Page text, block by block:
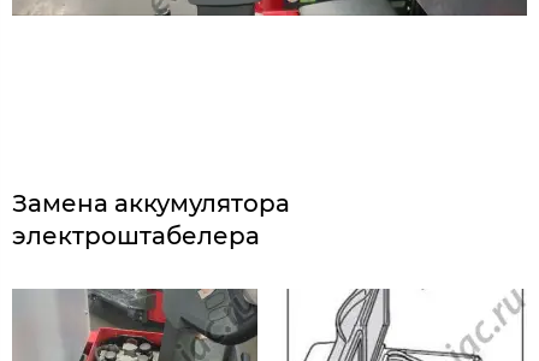
Замена аккумулятора
электроштабелера